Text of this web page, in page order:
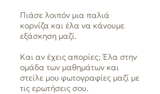
Πιάσε λοιπόν μια παλιά
κορνίζα και έλα να κάνουμε
εξάσκηση μαζί.
Και αν έχεις απορίες; Έλα στην
ομάδα των μαθημάτων και
στείλε μου φωτογραφίες μαζί με
τις ερωτήσεις σου.